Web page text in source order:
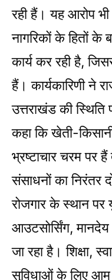
रही हैं। यह आरोप
नागरिकों के हितों के
कार्य कर रही है,
हैं। कार्यकारिणी ने
उत्तराखंड की स्थिति
कहा कि खेती-
भ्रष्टाचार चरम पर
संसाधनों का निरंतर
रोजगार के स्थान पर
आउटसोर्सिंग,
जा रहा है। शिक्षा,
सुविधाओं के लिए आम